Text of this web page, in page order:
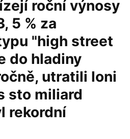
roční výnosy
5 % za
"high street
do hladiny
utratili loni
sto miliard
rekordní